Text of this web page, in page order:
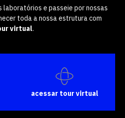
laboratórios e passeie por nossas
toda a nossa estrutura com
virtual.
acessar tour virtual